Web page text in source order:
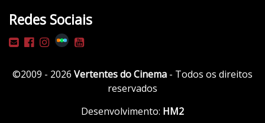
o
m
/
p
Redes Sociais
©2009 - 2026 Vertentes do Cinema - Todos os direitos
reservados
Desenvolvimento: HM2